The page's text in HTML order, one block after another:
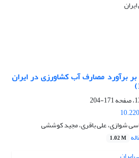
بر برآورد مصارف آب کشاورزی در ایران
171-204
شوازی، علی باقری، مجید کوششی
1.02 M